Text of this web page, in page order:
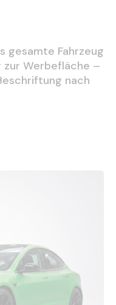
gesamte Fahrzeug
Werbefläche –
nach